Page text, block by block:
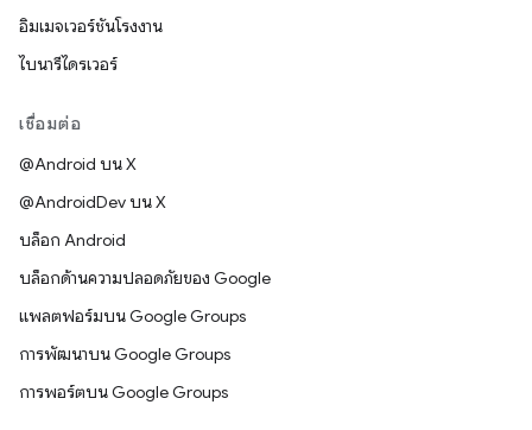
อิมเมจเวอร์ชันโรงงาน
ไบนารีไดรเวอร์
เชื่อมต่อ
@Android บน X
@AndroidDev บน X
บล็อก Android
บล็อกด้านความปลอดภัยของ Google
แพลตฟอร์มบน Google Groups
การพัฒนาบน Google Groups
การพอร์ตบน Google Groups